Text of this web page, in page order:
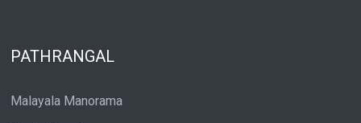
PATHRANGAL
Malayala Manorama